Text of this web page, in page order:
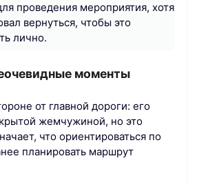
проведения мероприятия, хотя
вернуться, чтобы это
лично.
моменты
от главной дороги: его
жемчужиной, но это
что ориентироваться по
планировать маршрут